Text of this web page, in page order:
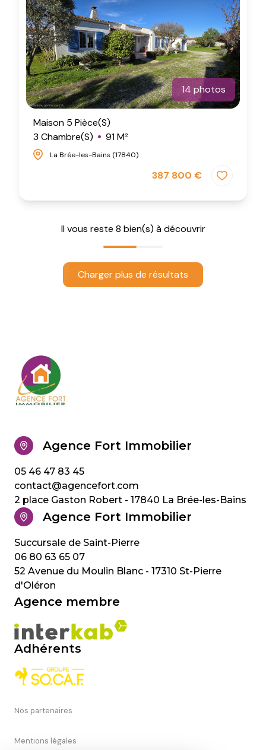
14 photos
Maison 5 Pièce(s)
3 Chambre(s)
91 M²
La Brée-les-Bains (17840)
387 800 €
Il vous reste 8 bien(s) à découvrir
Charger plus de résultats
Agence Fort Immobilier
05 46 47 83 45
contact@agencefort.com
2 place Gaston Robert - 17840 La Brée-les-Bains
Agence Fort Immobilier
06 80 63 65 07
52 Avenue du Moulin Blanc - 17310 St-Pierre
d'Oléron
Agence membre
Adhérents
Nos partenaires
Mentions légales